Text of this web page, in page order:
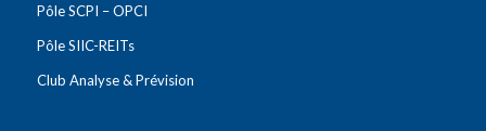
Pôle SCPI – OPCI
Pôle SIIC-REITs
Club Analyse & Prévision